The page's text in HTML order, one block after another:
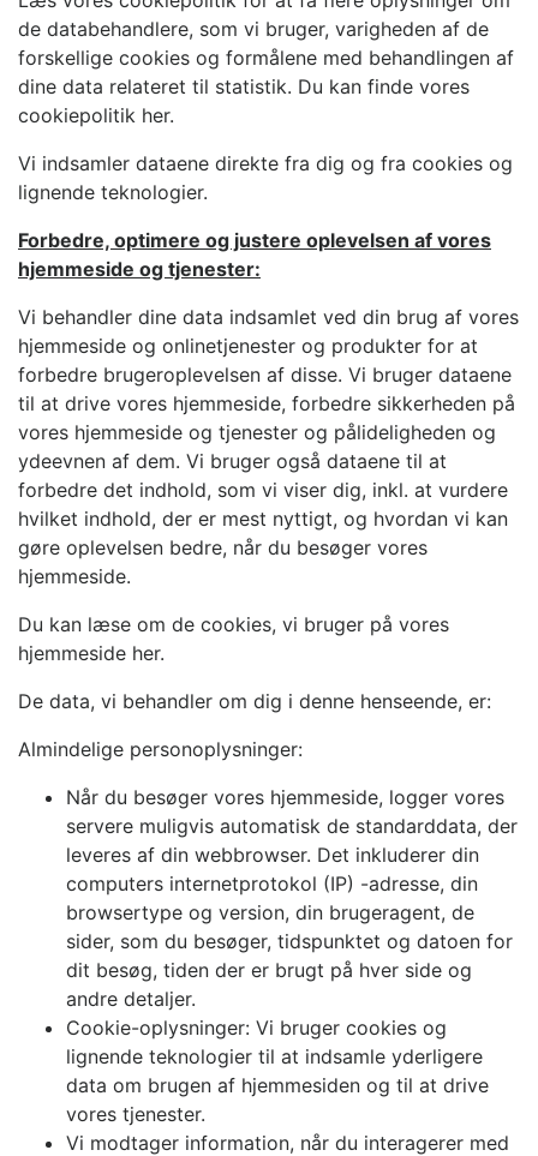
de databehandlere, som vi bruger, varigheden af de
forskellige cookies og formålene med behandlingen af
dine data relateret til statistik. Du kan finde vores
cookiepolitik her.
Vi indsamler dataene direkte fra dig og fra cookies og
lignende teknologier.
Forbedre, optimere og justere oplevelsen af vores
hjemmeside og tjenester:
Vi behandler dine data indsamlet ved din brug af vores
hjemmeside og onlinetjenester og produkter for at
forbedre brugeroplevelsen af disse. Vi bruger dataene
til at drive vores hjemmeside, forbedre sikkerheden på
vores hjemmeside og tjenester og pålideligheden og
ydeevnen af dem. Vi bruger også dataene til at
forbedre det indhold, som vi viser dig, inkl. at vurdere
hvilket indhold, der er mest nyttigt, og hvordan vi kan
gøre oplevelsen bedre, når du besøger vores
hjemmeside.
Du kan læse om de cookies, vi bruger på vores
hjemmeside her.
De data, vi behandler om dig i denne henseende, er:
Almindelige personoplysninger:
Når du besøger vores hjemmeside, logger vores
servere muligvis automatisk de standarddata, der
leveres af din webbrowser. Det inkluderer din
computers internetprotokol (IP) -adresse, din
browsertype og version, din brugeragent, de
sider, som du besøger, tidspunktet og datoen for
dit besøg, tiden der er brugt på hver side og
andre detaljer.
Cookie-oplysninger: Vi bruger cookies og
lignende teknologier til at indsamle yderligere
data om brugen af hjemmesiden og til at drive
vores tjenester.
Vi modtager information, når du interagerer med